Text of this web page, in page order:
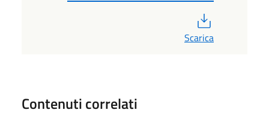
Scarica
Contenuti correlati